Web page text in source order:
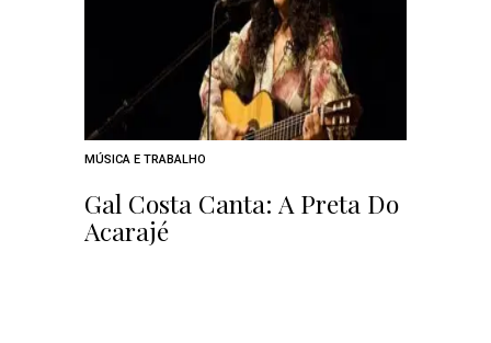
MÚSICA E TRABALHO
Gal Costa Canta: A Preta Do
Acarajé